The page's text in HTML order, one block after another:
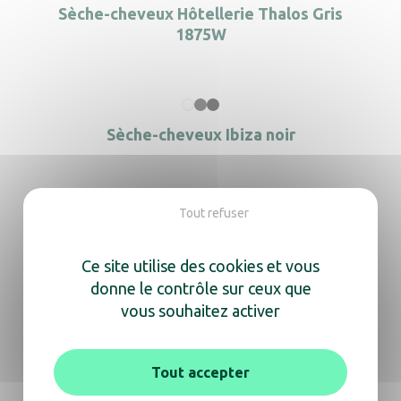
Sèche-cheveux Hôtellerie Thalos Gris
1875W
Sèche-cheveux Ibiza noir
Ce site utilise des cookies et vous
donne le contrôle sur ceux que
vous souhaitez activer
Tout accepter
Tout refuser